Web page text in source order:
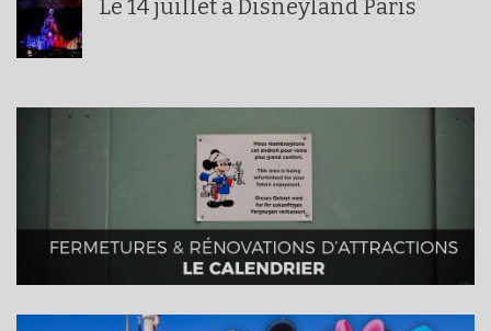
Le 14 juillet à Disneyland Paris